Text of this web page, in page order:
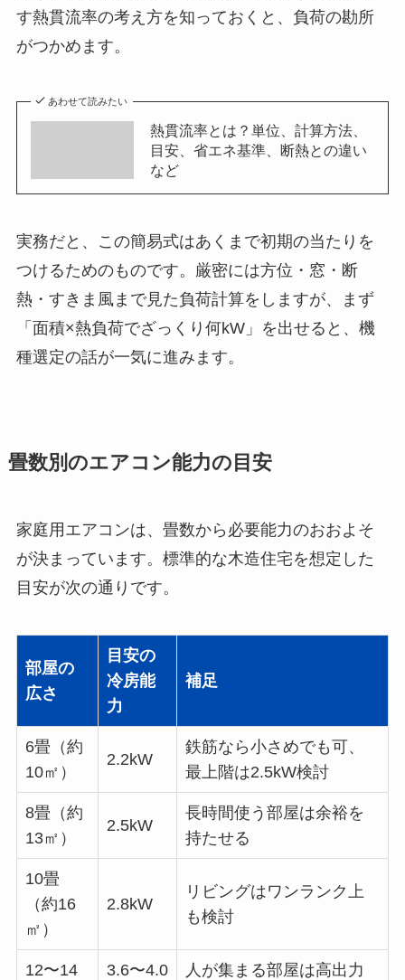
す熱貫流率の考え方を知っておくと、負荷の勘所
がつかめます。
あわせて読みたい
熱貫流率とは？単位、計算方法、
目安、省エネ基準、断熱との違い
など
実務だと、この簡易式はあくまで初期の当たりを
つけるためのものです。厳密には方位・窓・断
熱・すきま風まで見た負荷計算をしますが、まず
「面積×熱負荷でざっくり何kW」を出せると、機
種選定の話が一気に進みます。
畳数別のエアコン能力の目安
家庭用エアコンは、畳数から必要能力のおおよそ
が決まっています。標準的な木造住宅を想定した
目安が次の通りです。
部屋の
広さ
目安の
冷房能
力
補足
6畳（約
10㎡）
2.2kW
鉄筋なら小さめでも可、
最上階は2.5kW検討
8畳（約
13㎡）
2.5kW
長時間使う部屋は余裕を
持たせる
10畳
（約16
㎡）
2.8kW
リビングはワンランク上
も検討
12〜14
3.6〜4.0
人が集まる部屋は高出力